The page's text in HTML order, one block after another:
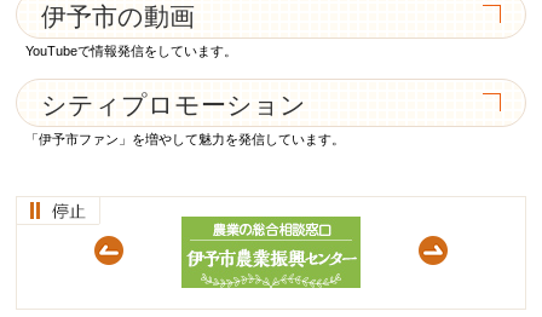
伊予市の動画
YouTubeで情報発信をしています。
シティプロモーション
「伊予市ファン」を増やして魅力を発信しています。